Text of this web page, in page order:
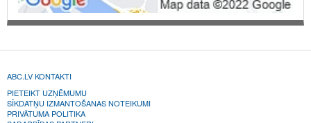
ABC.LV KONTAKTI
PIETEIKT UZŅĒMUMU
SĪKDATŅU IZMANTOŠANAS NOTEIKUMI
PRIVĀTUMA POLITIKA